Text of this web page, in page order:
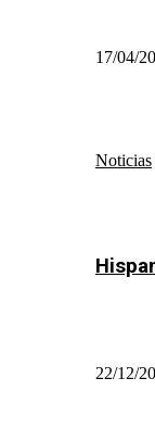
17/04/
Noticias
22/12/